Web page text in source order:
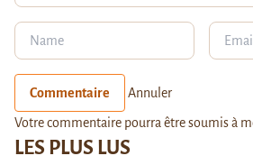
LES PLUS LUS
Commentaire Annuler
Votre commentaire pourra être soumis à